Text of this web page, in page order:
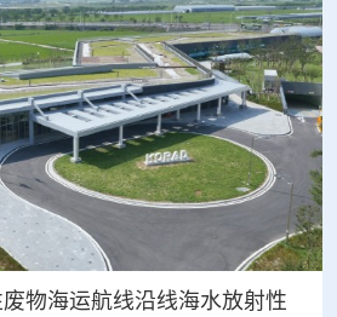
物海运航线沿线海水放射性